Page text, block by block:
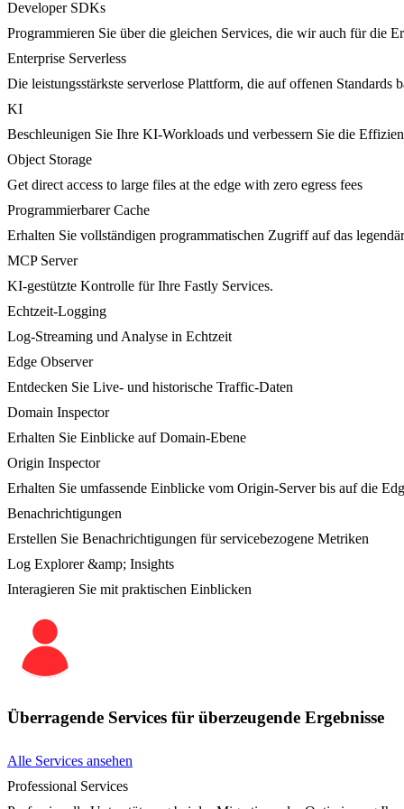
Developer SDKs
Programmieren Sie über die gleichen Services, die wir auch für die
Enterprise Serverless
Die leistungsstärkste serverlose Plattform, die auf offenen Standards
KI
Beschleunigen Sie Ihre KI-Workloads und verbessern Sie die
Object Storage
Get direct access to large files at the edge with zero egress fees
Programmierbarer Cache
Erhalten Sie vollständigen programmatischen Zugriff auf das
MCP Server
KI-gestützte Kontrolle für Ihre Fastly Services.
Echtzeit-Logging
Log-Streaming und Analyse in Echtzeit
Edge Observer
Entdecken Sie Live- und historische Traffic-Daten
Domain Inspector
Erhalten Sie Einblicke auf Domain-Ebene
Origin Inspector
Erhalten Sie umfassende Einblicke vom Origin-Server bis auf die
Benachrichtigungen
Erstellen Sie Benachrichtigungen für servicebezogene Metriken
Log Explorer &amp; Insights
Interagieren Sie mit praktischen Einblicken
Überragende Services für überzeugende Ergebnisse
Alle Services ansehen
Professional Services